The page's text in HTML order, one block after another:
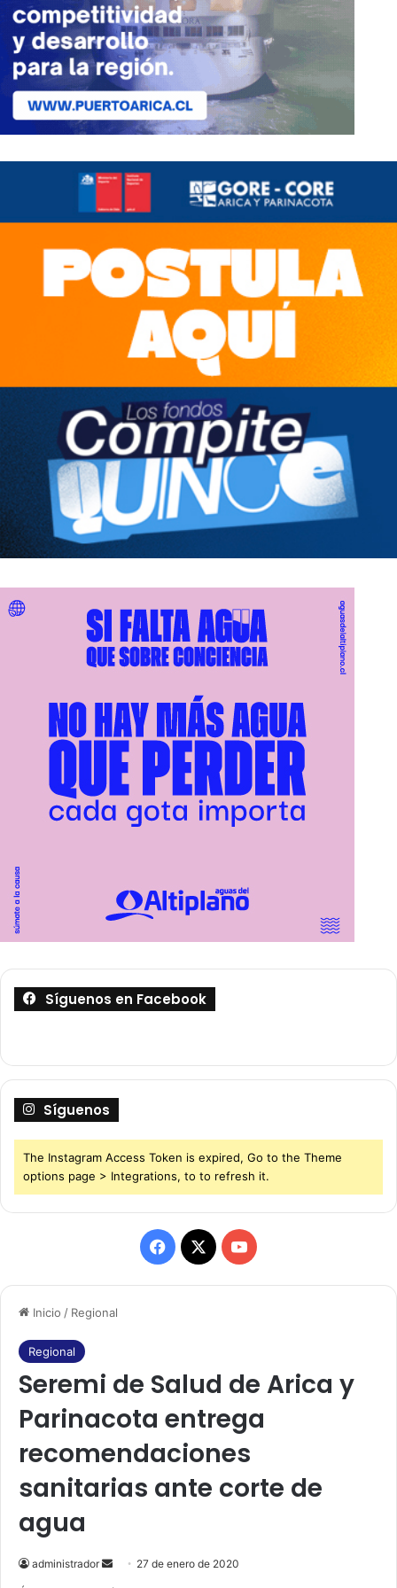
Inicio / Regional
Regional
Seremi de Salud de Arica y
Parinacota entrega
recomendaciones
sanitarias ante corte de
agua
administrador
e
27 de enero de 2020
Síguenos en Facebook
Síguenos
The Instagram Access Token is expired, Go to the Theme
options page > Integrations, to to refresh it.
F
a
b
o
o
k
X
Y
o
u
b
e